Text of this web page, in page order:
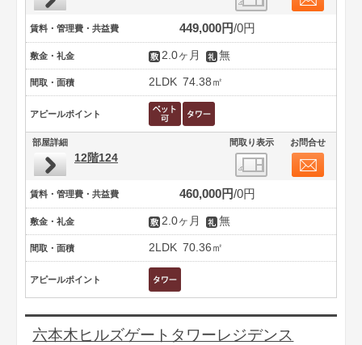
賃料・管理費・共益費 449,000円 0円
敷金・礼金 2.0ヶ月 無
間取・面積 2LDK 74.38㎡
アピールポイント
部屋詳細 間取り表示 お問合せ
12階124
賃料・管理費・共益費 460,000円 0円
敷金・礼金 2.0ヶ月 無
間取・面積 2LDK 70.36㎡
アピールポイント
六本木ヒルズゲートタワーレジデンス